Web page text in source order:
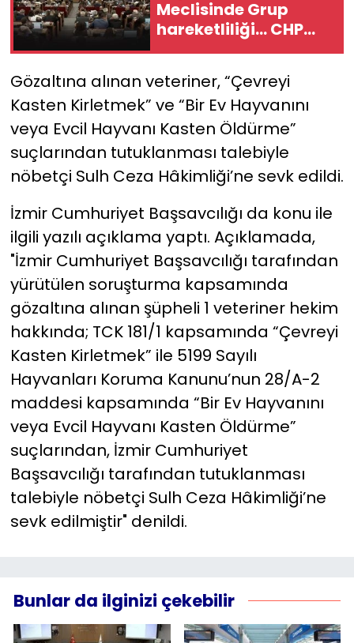
Meclisinde Grup
hareketliliği... CHP
başkan vekilini
Gözaltına alınan veteriner, “Çevreyi
Kasten Kirletmek” ve “Bir Ev Hayvanını
veya Evcil Hayvanı Kasten Öldürme”
suçlarından tutuklanması talebiyle
nöbetçi Sulh Ceza Hâkimliği’ne sevk edildi.
İzmir Cumhuriyet Başsavcılığı da konu ile
ilgili yazılı açıklama yaptı. Açıklamada,
"İzmir Cumhuriyet Başsavcılığı tarafından
yürütülen soruşturma kapsamında
gözaltına alınan şüpheli 1 veteriner hekim
hakkında; TCK 181/1 kapsamında “Çevreyi
Kasten Kirletmek” ile 5199 Sayılı
Hayvanları Koruma Kanunu’nun 28/A-2
maddesi kapsamında “Bir Ev Hayvanını
veya Evcil Hayvanı Kasten Öldürme”
suçlarından, İzmir Cumhuriyet
Başsavcılığı tarafından tutuklanması
talebiyle nöbetçi Sulh Ceza Hâkimliği’ne
sevk edilmiştir" denildi.
Bunlar da ilginizi çekebilir